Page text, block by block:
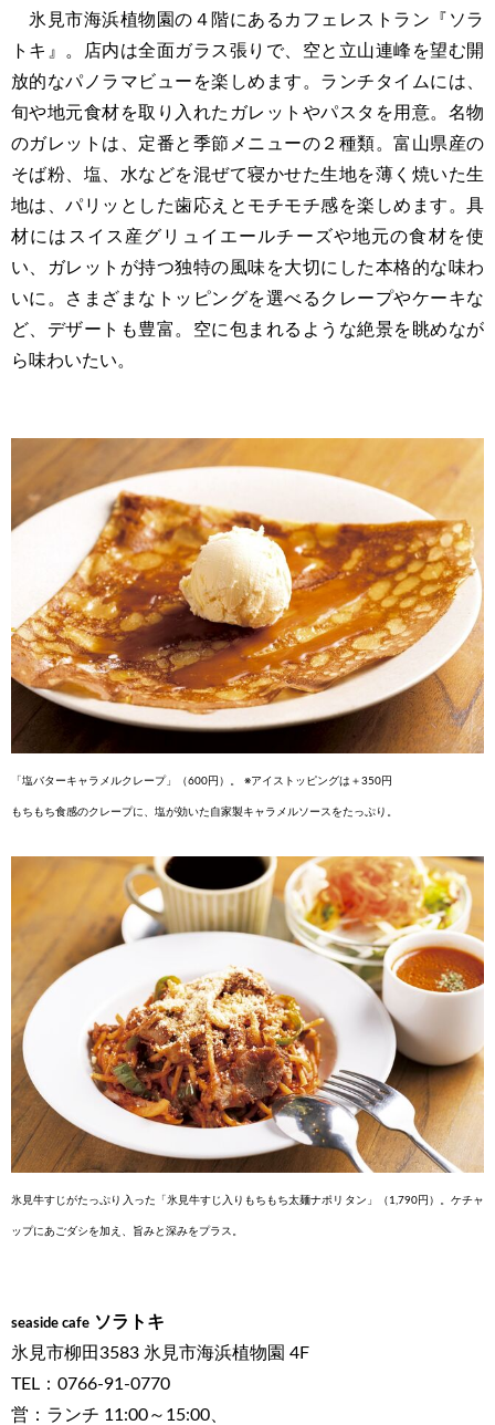
氷見市海浜植物園の４階にあるカフェレストラン『ソラ
トキ』。店内は全面ガラス張りで、空と立山連峰を望む開
放的なパノラマビューを楽しめます。ランチタイムには、
旬や地元食材を取り入れたガレットやパスタを用意。名物
のガレットは、定番と季節メニューの２種類。富山県産の
そば粉、塩、水などを混ぜて寝かせた生地を薄く焼いた生
地は、パリッとした歯応えとモチモチ感を楽しめます。具
材にはスイス産グリュイエールチーズや地元の食材を使
い、ガレットが持つ独特の風味を大切にした本格的な味わ
いに。さまざまなトッピングを選べるクレープやケーキな
ど、デザートも豊富。空に包まれるような絶景を眺めなが
ら味わいたい。
「塩バターキャラメルク レープ」（600円）。 ※アイ ストッピングは＋350円
もちもち食感のクレー プに、塩が効いた自家製キャラメルソースをたっぷり。
氷見牛すじがたっぷり入った 「氷見牛すじ入りもちもち太麺ナポリタン」（1,790円）。ケチャ
ップにあごダシを加え、 旨みと深みをプラス。
seaside cafe ソラトキ
氷見市柳田3583 氷見市海浜植物園 4F
TEL：0766-91-0770
営：ランチ 11:00～15:00、